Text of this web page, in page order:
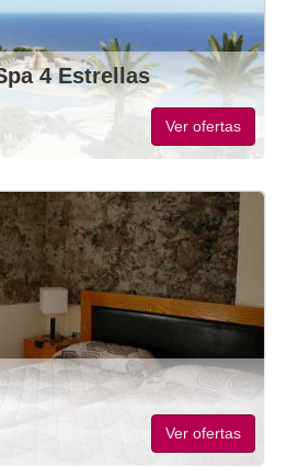
4 Estrellas
Ver ofertas
Ver ofertas